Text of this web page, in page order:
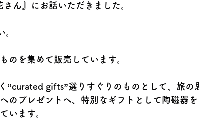
ん』にお話いただきました。
。
のを集めて販売しています。
”curated gifts”選りすぐりのものとして、旅の
のプレゼントへ、特別なギフトとして陶磁器
います。